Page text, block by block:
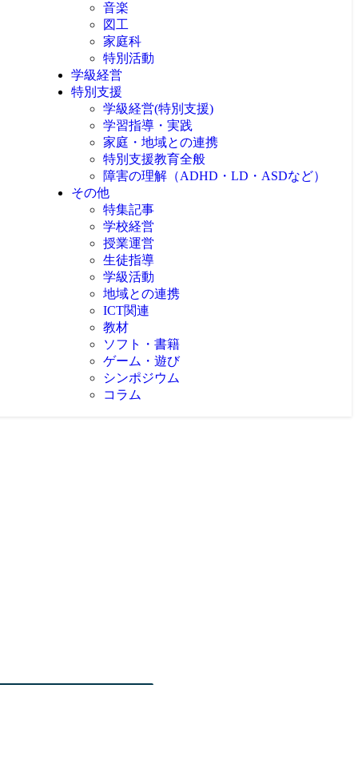
音楽
図工
家庭科
特別活動
学級経営
特別支援
学級経営(特別支援)
学習指導・実践
家庭・地域との連携
特別支援教育全般
障害の理解（ADHD・LD・ASDなど）
その他
特集記事
学校経営
授業運営
生徒指導
学級活動
地域との連携
ICT関連
教材
ソフト・書籍
ゲーム・遊び
シンポジウム
コラム